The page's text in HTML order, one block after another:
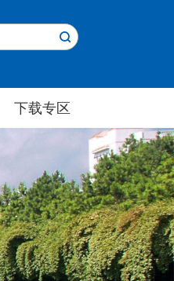
下载专区